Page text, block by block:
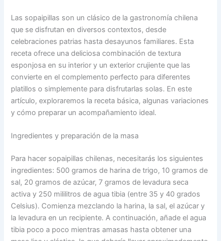
Las sopaipillas son un clásico de la gastronomía chilena
que se disfrutan en diversos contextos, desde
celebraciones patrias hasta desayunos familiares. Esta
receta ofrece una deliciosa combinación de textura
esponjosa en su interior y un exterior crujiente que las
convierte en el complemento perfecto para diferentes
platillos o simplemente para disfrutarlas solas. En este
artículo, exploraremos la receta básica, algunas variaciones
y cómo preparar un acompañamiento ideal.
Ingredientes y preparación de la masa
Para hacer sopaipillas chilenas, necesitarás los siguientes
ingredientes: 500 gramos de harina de trigo, 10 gramos de
sal, 20 gramos de azúcar, 7 gramos de levadura seca
activa y 250 mililitros de agua tibia (entre 35 y 40 grados
Celsius). Comienza mezclando la harina, la sal, el azúcar y
la levadura en un recipiente. A continuación, añade el agua
tibia poco a poco mientras amasas hasta obtener una